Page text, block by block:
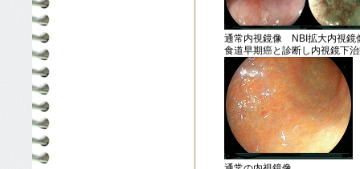
通常内視鏡像 NBI拡大内視鏡
食道早期癌と診断し内視鏡下